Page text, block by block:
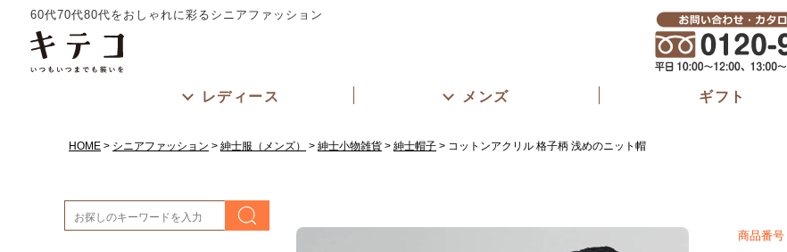
60代70代80代をおしゃれに彩るシニアファッション
レディース メンズ ギフト
HOME シニアファッション 紳士服（メンズ） 紳士小物雑貨 紳士帽子 コットンアクリル 格子柄 浅めのニット帽
商品番号